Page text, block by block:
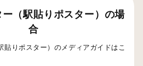
（駅貼りポスター）の場
合
貼りポスター）のメディアガイドはこ